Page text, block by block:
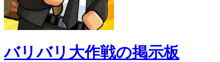
バリバリ大作戦の掲示板